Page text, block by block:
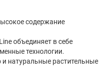
содержание
объединяет в себе
технологии.
натуральные растительные